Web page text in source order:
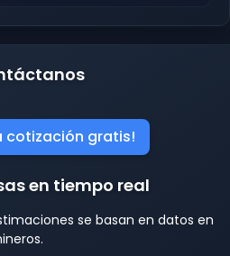
cotización gratis!
en tiempo real
se basan en datos en